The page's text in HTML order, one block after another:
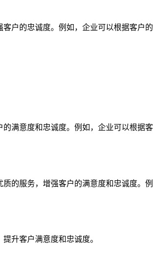
户的忠诚度。例如，企业可以根据客户的
满意度和忠诚度。例如，企业可以根据客
的服务，增强客户的满意度和忠诚度。例
升客户满意度和忠诚度。